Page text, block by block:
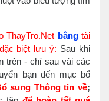
ThayTro.Net bằngtài
biệt lưu ý: Sau khi
trên - chỉ sau vài các
bạn đến mục bổ
sung Thông tin về;